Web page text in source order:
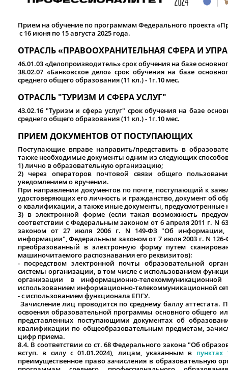
Прием на обучение по программам Федерального проекта
с 16 июня по 15 августа 2025 года.
ОТРАСЛЬ «ПРАВООХРАНИТЕЛЬНАЯ СФЕРА И
46.01.03 «Делопроизводитель» срок обучения на базе
38.02.07 «Банковское дело» срок обучения на базе
среднего общего образования (11 кл.) - 1г.10 мес.
ОТРАСЛЬ "ТУРИЗМ И СФЕРА УСЛУГ"
43.02.16 "Туризм и сфера услуг" срок обучения на базе
среднего общего образования (11 кл.) - 1г.10 мес.
ПРИЕМ ДОКУМЕНТОВ ОТ ПОСТУПАЮЩИХ
Поступающие вправе направить/представить в
также необходимые документы одним из следующих
1) лично в образовательную организацию;
2) через операторов почтовой связи общего
уведомлением о вручении.
При направлении документов по почте, поступающий к
удостоверяющих его личность и гражданство, документ об
о квалификации, а также иные документы,
3) в электронной форме (если такая возможность
соответствии с Федеральным законом от 6 апреля 2011 г.
законом от 27 июля 2006 г. N 149-ФЗ "Об
информации", Федеральным законом от 7 июля 2003 г. N
преобразованный в электронную форму путем
машиночитаемого распознавания его реквизитов):
- посредством электронной почты образовательной
системы организации, в том числе с использованием
организации в информационно-
использованием информационно-телекоммуникационной
- с использованием функционала ЕПГУ.
Зачисление лиц проводится по среднему баллу
освоения образовательной программы основного общего
представленных поступающими документах об
квалификации по общеобразовательным предметам,
цифр приема.
8.4. В соответствии со ст. 68 Федерального закона "Об
вступ. в силу с 01.01.2024), лицам, указанным в пунктах
преимущественное право зачисления в образовательную